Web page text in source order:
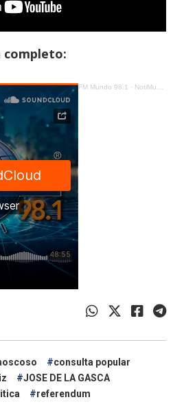
completo:
FM Mundo 98.1 · NotiMundo al Día - 28 de noviembre de 2025
consulta popular
JOSE DE LA GASCA
referendum